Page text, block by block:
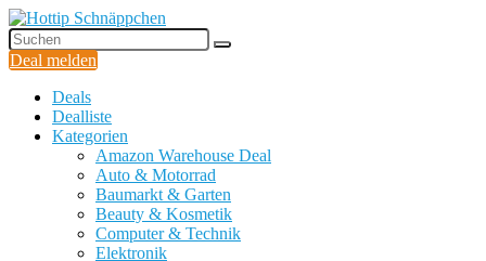
Deal melden
Deals
Dealliste
Kategorien
Amazon Warehouse Deal
Auto & Motorrad
Baumarkt & Garten
Beauty & Kosmetik
Computer & Technik
Elektronik